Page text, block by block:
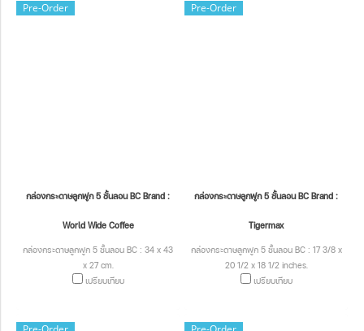
Pre-Order
กล่องกระดาษลูกฟูก 5 ชั้นลอน BC Brand :
World Wide Coffee
กล่องกระดาษลูกฟูก 5 ชั้นลอน BC : 34 x 43
x 27 cm.
เปรียบเทียบ
Pre-Order
กล่องกระดาษลูกฟูก 5 ชั้นลอน BC Brand :
Tigermax
กล่องกระดาษลูกฟูก 5 ชั้นลอน BC : 17 3/8 x
20 1/2 x 18 1/2 inches.
เปรียบเทียบ